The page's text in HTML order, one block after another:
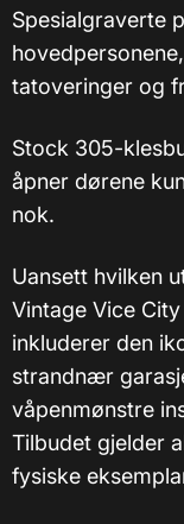
Spesialgraverte
tatoveringer og
Stock 305-
åpner dørene
nok.
Uansett hvilken
Vintage Vice
inkluderer den
strandnær
våpenmønstre
Tilbudet gjelder
fysiske